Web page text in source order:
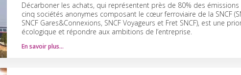
Décarboner les achats, qui représentent près de 80% des
cinq sociétés anonymes composant le cœur ferroviaire de la SNCF
SNCF Gares&Connexions, SNCF Voyageurs et Fret SNCF), est une
écologique et répondre aux ambitions de l’entreprise.
En savoir plus…